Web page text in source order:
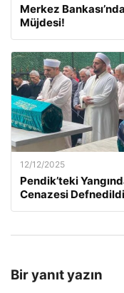
Merkez
Müjdesi!
12/12/2025
Pendik’teki
Cenazesi Defnedildi
Bir yanıt yazın